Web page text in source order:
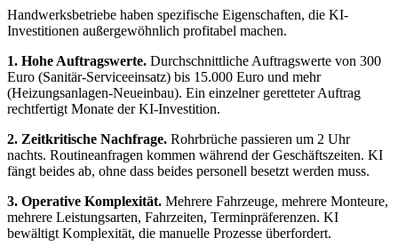
Handwerksbetriebe haben spezifische Eigenschaften, die KI-
Investitionen außergewöhnlich profitabel machen.
1. Hohe Auftragswerte. Durchschnittliche Auftragswerte von 300
Euro (Sanitär-Serviceeinsatz) bis 15.000 Euro und mehr
(Heizungsanlagen-Neueinbau). Ein einzelner geretteter Auftrag
rechtfertigt Monate der KI-Investition.
2. Zeitkritische Nachfrage. Rohrbrüche passieren um 2 Uhr
nachts. Routineanfragen kommen während der Geschäftszeiten. KI
fängt beides ab, ohne dass beides personell besetzt werden muss.
3. Operative Komplexität. Mehrere Fahrzeuge, mehrere Monteure,
mehrere Leistungsarten, Fahrzeiten, Terminpräferenzen. KI
bewältigt Komplexität, die manuelle Prozesse überfordert.